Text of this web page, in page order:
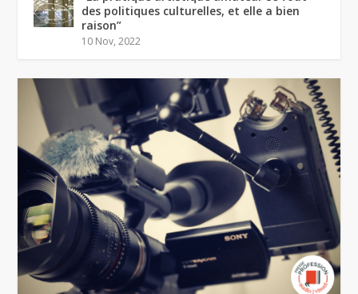
des politiques culturelles, et elle a bien
raison”
10 Nov, 2022